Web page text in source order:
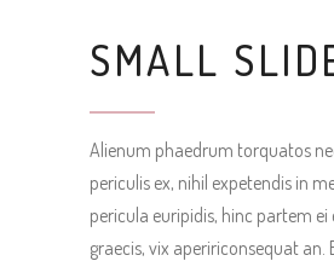
SMALL
Alienum phaedrum torquatos
periculis ex, nihil expetendis in
pericula euripidis, hinc partem ei
graecis, vix apeririconsequat an.